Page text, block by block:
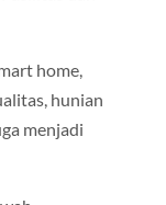
home,
hunian
menjadi